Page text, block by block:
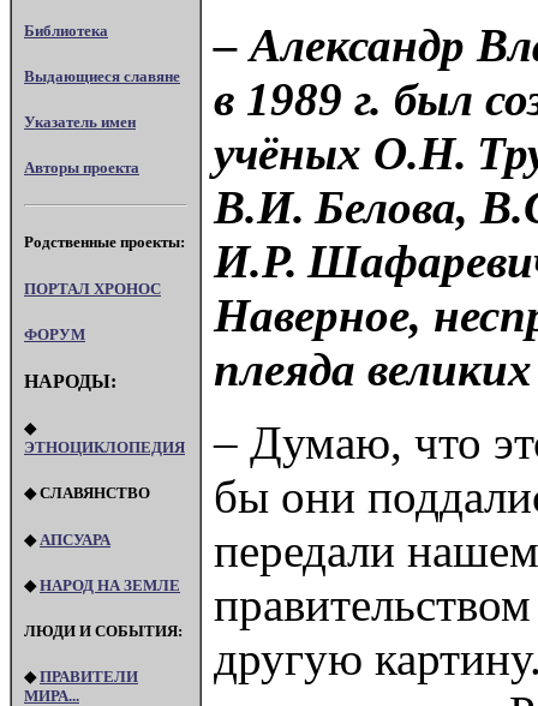
Библиотека
Выдающиеся славяне
Указатель имен
Авторы проекта
Родственные проекты:
ПОРТАЛ XPOHOC
ФОРУМ
НАРОДЫ:
◆
ЭТНОЦИКЛОПЕДИЯ
◆ СЛАВЯНСТВО
◆ АПСУАРА
◆НАРОД НА ЗЕМЛЕ
ЛЮДИ И СОБЫТИЯ:
◆ПРАВИТЕЛИ
МИРА...
– Александр
в 1989 г. был
учёных О.Н.
В.И. Белова,
И.Р.
Наверное,
плеяда
– Думаю, что
бы они
передали
другую